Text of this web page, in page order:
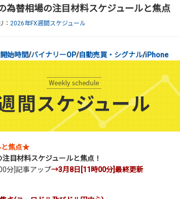
為替相場の注目材料スケジュールと焦点
： 2026年FX週間スケジュール
始時間/バイナリーOP/自動売買・シグナル/iPhone
と焦点★
目材料スケジュールと焦点！
分]記事アップ→3月8日[11時00分]最終更新